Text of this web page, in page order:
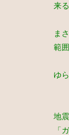
来
ま
範
ゆ
地
「